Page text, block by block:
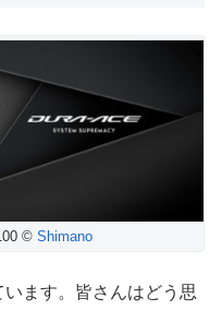
© Shimano
ます。皆さんはどう思